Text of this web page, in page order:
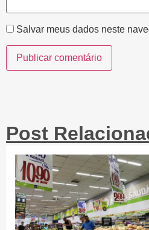
Salvar meus dados neste
Post